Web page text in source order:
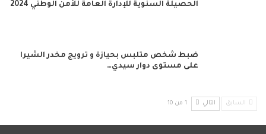
الحصيلة السنوية للإدارة العامة للأمن الوطني 2024
ضبط شخص متلبس بحيازة و ترويج مخدر الشيرا
على مستوى دوار سيدي…
السابق التالي 1 من 10